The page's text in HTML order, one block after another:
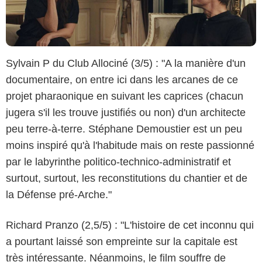
Sylvain P du Club Allociné (3/5) : "A la manière d'un
documentaire, on entre ici dans les arcanes de ce
projet pharaonique en suivant les caprices (chacun
jugera s'il les trouve justifiés ou non) d'un architecte
peu terre-à-terre. Stéphane Demoustier est un peu
moins inspiré qu'à l'habitude mais on reste passionné
par le labyrinthe politico-technico-administratif et
surtout, surtout, les reconstitutions du chantier et de
la Défense pré-Arche."
Richard Pranzo (2,5/5) : "L'histoire de cet inconnu qui
a pourtant laissé son empreinte sur la capitale est
très intéressante. Néanmoins, le film souffre de